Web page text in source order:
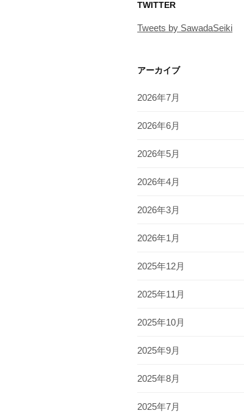
TWITTER
Tweets by SawadaSeiki
アーカイブ
2026年7月
2026年6月
2026年5月
2026年4月
2026年3月
2026年1月
2025年12月
2025年11月
2025年10月
2025年9月
2025年8月
2025年7月